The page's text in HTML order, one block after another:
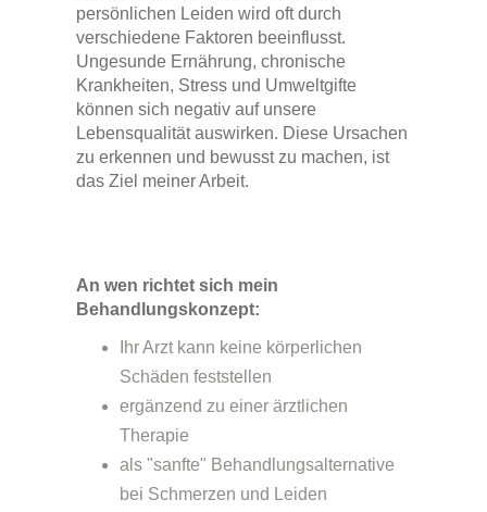
persönlichen Leiden wird oft durch
verschiedene Faktoren beeinflusst.
Ungesunde Ernährung, chronische
Krankheiten, Stress und Umweltgifte
können sich negativ auf unsere
Lebensqualität auswirken. Diese Ursachen
zu erkennen und bewusst zu machen, ist
das Ziel meiner Arbeit.
An wen richtet sich mein
Behandlungskonzept:
Ihr Arzt kann keine körperlichen
Schäden feststellen
ergänzend zu einer ärztlichen
Therapie
als "sanfte" Behandlungsalternative
bei Schmerzen und Leiden